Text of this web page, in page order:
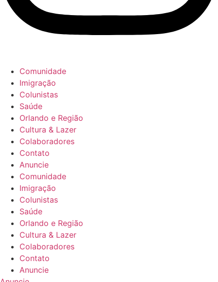
Comunidade
Imigração
Colunistas
Saúde
Orlando e Região
Cultura & Lazer
Colaboradores
Contato
Anuncie
Comunidade
Imigração
Colunistas
Saúde
Orlando e Região
Cultura & Lazer
Colaboradores
Contato
Anuncie